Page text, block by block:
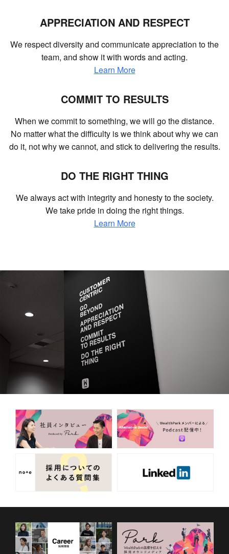
APPRECIATION AND RESPECT
We respect diversity and communicate appreciation to the
team, and show it with words and acting.
Learn More
COMMIT TO RESULTS
When we commit to something, we will go the distance.
No matter what the difficulty is we think about why we can
do it, not why we cannot, and stick to delivering the results.
DO THE RIGHT THING
We always act with integrity and honesty to the society.
We take pride in doing the right things.
Learn More